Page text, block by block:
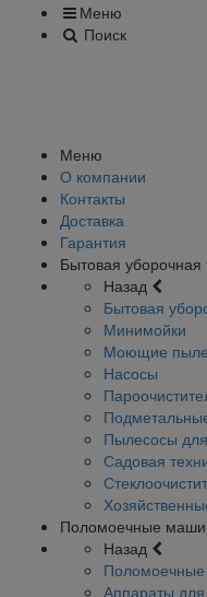
Меню
Поиск
Меню
О компании
Контакты
Доставка
Гарантия
Бытовая уборочная
Назад
Бытовая
Минимойки
Моющие
Насосы
Пылесосы
Садовая
Поломоечные
Назад
Аппараты для